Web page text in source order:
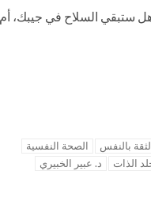
هل ستبقي السلاح في جيبك،
بالنفس
الصحة النفسية
الذات د. عبير الخبيري